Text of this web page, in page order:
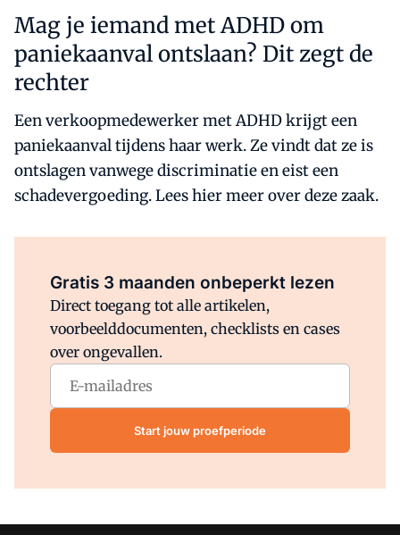
Mag je iemand met ADHD om
paniekaanval ontslaan? Dit zegt de
rechter
Een verkoopmedewerker met ADHD krijgt een
paniekaanval tijdens haar werk. Ze vindt dat ze is
ontslagen vanwege discriminatie en eist een
schadevergoeding. Lees hier meer over deze zaak.
Gratis 3 maanden onbeperkt lezen
Direct toegang tot alle artikelen,
voorbeelddocumenten, checklists en cases
over ongevallen.
Start jouw proefperiode